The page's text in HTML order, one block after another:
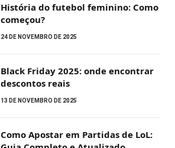
História do futebol feminino: Como
começou?
24 DE NOVEMBRO DE 2025
Black Friday 2025: onde encontrar
descontos reais
13 DE NOVEMBRO DE 2025
Como Apostar em Partidas de LoL: